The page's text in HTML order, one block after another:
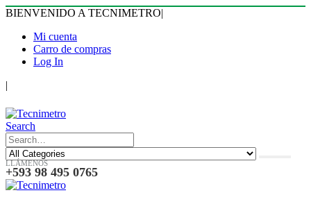
BIENVENIDO A TECNIMETRO|
Mi cuenta
Carro de compras
Log In
|
Search
LLÁMENOS
+593 98 495 0765